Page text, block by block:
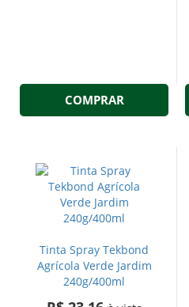
COMPRAR
Tinta Spray Tekbond
Agrícola Verde Jardim
240g/400ml